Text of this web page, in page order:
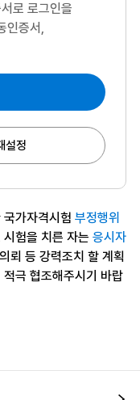
로 로그인을
인증서,
설정
가자격시험 부정행위
험을 치른 자는 응시자
뢰 등 강력조치 할 계획
극 협조해주시기 바랍